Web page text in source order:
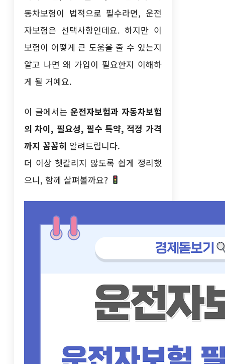
동차보험이 법적으로 필수라면, 운전
자보험은 선택사항인데요. 하지만 이
보험이 어떻게 큰 도움을 줄 수 있는지
알고 나면 왜 가입이 필요한지 이해하
게 될 거예요.
이 글에서는 운전자보험과 자동차보험
의 차이, 필요성, 필수 특약, 적정 가격
까지 꼼꼼히 알려드립니다.
더 이상 헷갈리지 않도록 쉽게 정리했
으니, 함께 살펴볼까요?